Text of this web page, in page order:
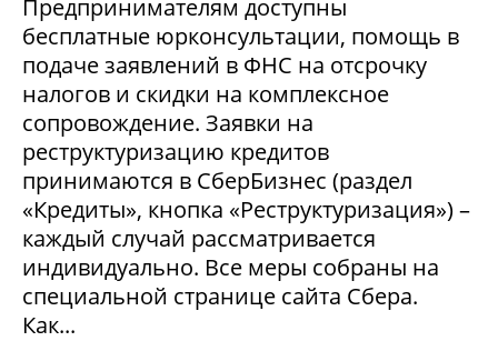
Предпринимателям доступны
бесплатные юрконсультации, помощь в
подаче заявлений в ФНС на отсрочку
налогов и скидки на комплексное
сопровождение. Заявки на
реструктуризацию кредитов
принимаются в СберБизнес (раздел
«Кредиты», кнопка «Реструктуризация») –
каждый случай рассматривается
индивидуально. Все меры собраны на
специальной странице сайта Сбера.
Как...